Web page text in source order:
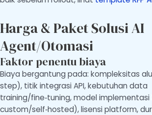
Harga & Paket Solusi AI
Agent/Otomasi
Faktor penentu biaya
Biaya bergantung pada: kompleksitas
step), titik integrasi API, kebutuhan data
training/fine‑tuning, model implementasi
custom/self‑hosted), lisensi platform,